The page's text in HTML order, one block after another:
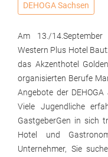
DEHOGA Sachsen
Am 13./
Western Plus Hotel
das Akzenthotel
organisierten Berufe
Angebote der
Viele Jugendliche
GastgeberGen in sich
Hotel und
Unternehmer, Sie